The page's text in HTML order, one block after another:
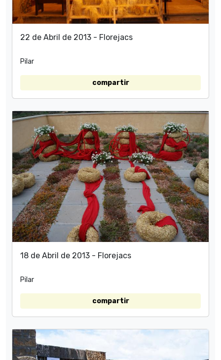
22 de Abril de 2013 - Florejacs
Pilar
compartir
18 de Abril de 2013 - Florejacs
Pilar
compartir